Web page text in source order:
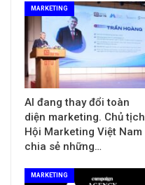
MARKETING
AI đang thay đổi toàn
diện marketing. Chủ tịch
Hội Marketing Việt Nam
chia sẻ những…
MARKETING